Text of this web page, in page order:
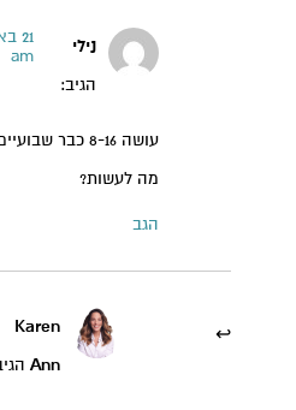
נילי
הגיב:
am
עושה 8-16 כבר
מה לעשות?
הגב
Karen
Ann